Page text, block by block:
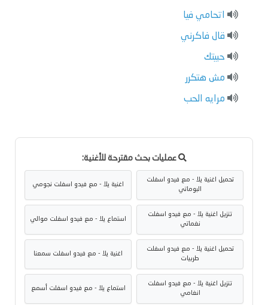
اتحامي فيا
قال فاكرني
حبيتك
مش هتكرر
مرايه الحب
عمليات بحث مقترحة للأغنية:
تحميل اغنية يلا - مع فيدو اسفلت
البوماتي
اغنية يلا - مع فيدو اسفلت نجومي
تنزيل اغنية يلا - مع فيدو اسفلت
نغماتي
استماع يلا - مع فيدو اسفلت موالي
تحميل اغنية يلا - مع فيدو اسفلت
طربيات
اغنية يلا - مع فيدو اسفلت سمعنا
تنزيل اغنية يلا - مع فيدو اسفلت
انغامي
استماع يلا - مع فيدو اسفلت أسمع